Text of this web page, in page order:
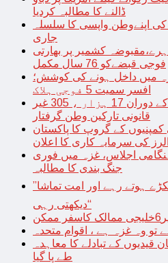
ڈالنے کا مطالبہ کردیا
اپنےوطن واپسی کا سلسلہ
جاری
کشمیر پر بھارتی
فوجی قبضےکو 76 سال مکمل
میں داخل ہونے کی کوشش؛
افسر سمیت 5 فوجی ہلاک
سعودی عرب ، ایک ہفتے کے دوران 17 ہزار ، 305 غیر
قانونی تارکین وطن گرفتار
کمپنیوں کے گروپ کا پاکستان
اجلاس، غزہ میں فوری
جنگ بندی کا مطالبہ
’’یا رسول اللہﷺ! ہمارے ٹکڑے ہوتے رہے اور امت تماشا
دیکھتی رہی‘‘
تو وہ غزہ ہے ، اقوام متحدہ
قیدیوں کے تبادلے کا معاہدہ
طے پا گیا